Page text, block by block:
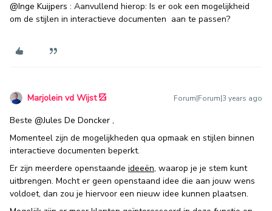
@Inge Kuijpers : Aanvullend hierop: Is er ook een mogelijkheid
om de stijlen in interactieve documenten aan te passen?
Marjolein vd Wijst Forum|Forum|3 years ago
Beste @Jules De Doncker ,
Momenteel zijn de mogelijkheden qua opmaak en stijlen binnen
interactieve documenten beperkt.
Er zijn meerdere openstaande ideeën, waarop je je stem kunt
uitbrengen. Mocht er geen openstaand idee die aan jouw wens
voldoet, dan zou je hiervoor een nieuw idee kunnen plaatsen.